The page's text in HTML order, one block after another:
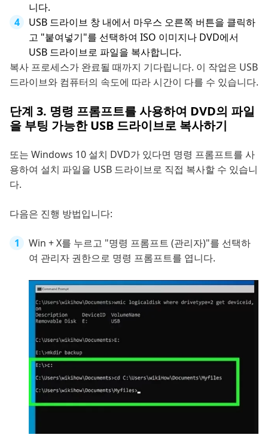
니다.
USB 드라이브 창 내에서 마우스 오른쪽 버튼을 클릭하
고 "붙여넣기"를 선택하여 ISO 이미지나 DVD에서
USB 드라이브로 파일을 복사합니다.
복사 프로세스가 완료될 때까지 기다립니다. 이 작업은 USB
드라이브와 컴퓨터의 속도에 따라 시간이 다를 수 있습니다.
단계 3. 명령 프롬프트를 사용하여 DVD의 파일
을 부팅 가능한 USB 드라이브로 복사하기
또는 Windows 10 설치 DVD가 있다면 명령 프롬프트를 사
용하여 설치 파일을 USB 드라이브로 직접 복사할 수 있습니
다.
다음은 진행 방법입니다:
Win + X를 누르고 "명령 프롬프트 (관리자)"를 선택하
여 관리자 권한으로 명령 프롬프트를 엽니다.